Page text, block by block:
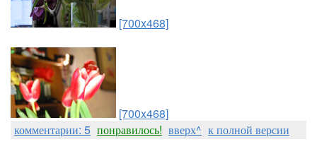
[700x468]
[700x468]
комментарии: 5 понравилось! вверх^ к полной версии